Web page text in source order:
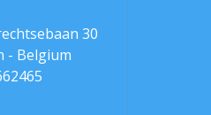
30
- Belgium